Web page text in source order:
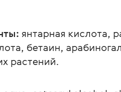
янтарная кислота,
бетаин,
растений.